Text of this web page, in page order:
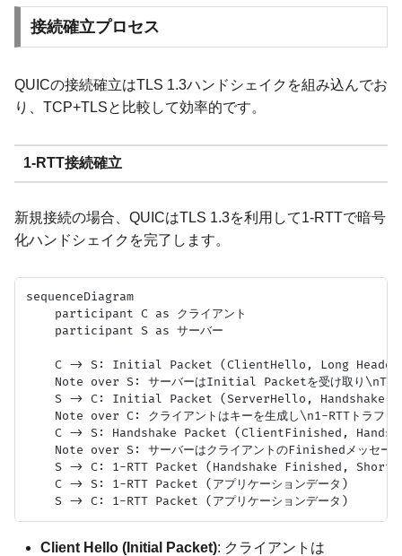
接続確立プロセス
QUICの接続確立はTLS 1.3ハンドシェイクを組み込んでお
り、TCP+TLSと比較して効率的です。
1-RTT接続確立
新規接続の場合、QUICはTLS 1.3を利用して1-RTTで暗号
化ハンドシェイクを完了します。
sequenceDiagram
    participant C as クライアント
    participant S as サーバー
C -> S: Initial Packet (ClientHello, Long
Note over S: サーバーはInitial Packetを受け取り\nTLS
S -> C: Initial Packet (ServerHello, Handshake,
Note over C: クライアントはキーを生成し\n1-RTTトラフィ
C -> S: Handshake Packet (ClientFinished,
Note over S: サーバーはクライアントのFinishedメッセー
S -> C: 1-RTT Packet (Handshake Finished, Short
    C -> S: 1-RTT Packet (アプリケーションデータ)
Client Hello (Initial Packet): クライアントは